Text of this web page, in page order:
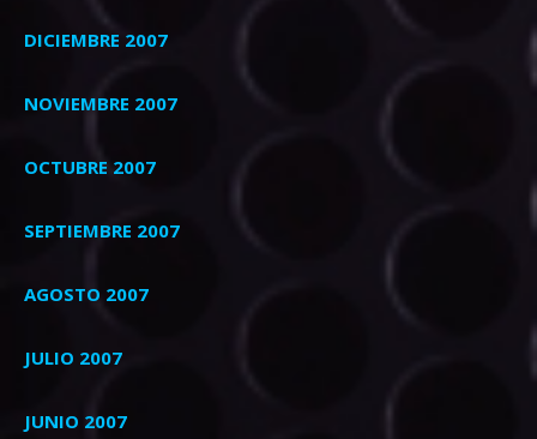
DICIEMBRE 2007
NOVIEMBRE 2007
OCTUBRE 2007
SEPTIEMBRE 2007
AGOSTO 2007
JULIO 2007
JUNIO 2007